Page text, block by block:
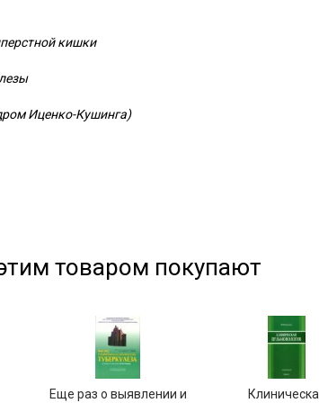
кишки
Иценко-Кушинга)
товаром покупают
Еще раз о выявлении и